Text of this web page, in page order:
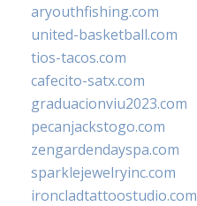
aryouthfishing.com
united-basketball.com
tios-tacos.com
cafecito-satx.com
graduacionviu2023.com
pecanjackstogo.com
zengardendayspa.com
sparklejewelryinc.com
ironcladtattoostudio.com